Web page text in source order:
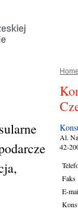
Home
Al.
42-
Faks
E-